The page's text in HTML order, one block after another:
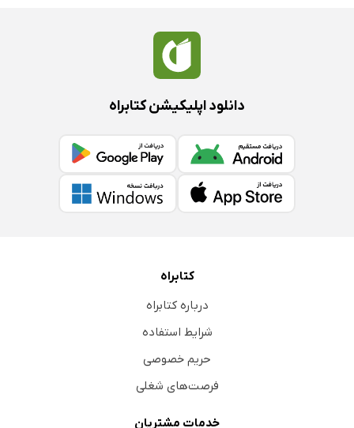
دانلود اپلیکیشن کتابراه
کتابراه
درباره کتابراه
شرایط استفاده
حریم خصوصی
فرصت‌های شغلی
خدمات مشتریان